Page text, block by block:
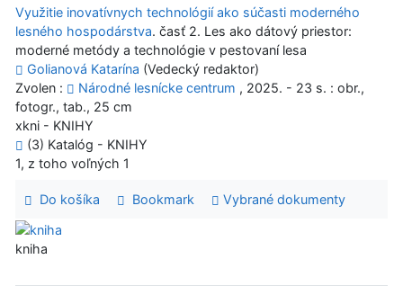
Využitie inovatívnych technológií ako súčasti moderného
lesného hospodárstva. časť 2. Les ako dátový priestor:
moderné metódy a technológie v pestovaní lesa
Golianová Katarína (Vedecký redaktor)
Zvolen :
Národné lesnícke centrum , 2025. - 23 s. : obr.,
fotogr., tab., 25 cm
xkni - KNIHY
(3) Katalóg - KNIHY
1, z toho voľných 1
Do košíka Bookmark Vybrané dokumenty
kniha